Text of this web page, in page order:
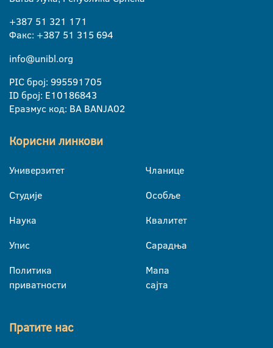
+387 51 321 171
Факс: +387 51 315 694
info@unibl.org
PIC број: 995591705
ID број: E10186843
Еразмус код: BA BANJA02
Корисни линкови
Универзитет
Студије
Наука
Упис
Политика
приватности
Чланице
Особље
Квалитет
Сарадња
Мапа
сајта
Пратите нас